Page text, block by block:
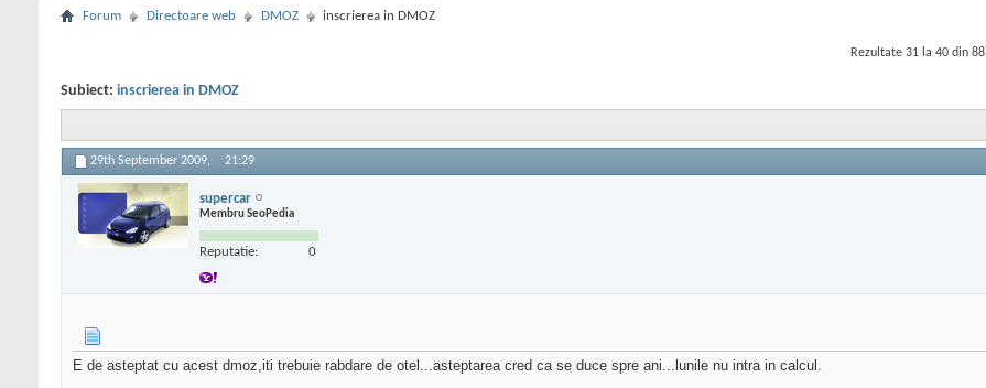
Forum Directoare web DMOZ inscrierea in DMOZ
Rezultate 31 la 40 din 88
Subiect: inscrierea in DMOZ
29th September 2009, 21:29
supercar
Membru SeoPedia
Reputatie: 0
E de asteptat cu acest dmoz,iti trebuie rabdare de otel...asteptarea cred ca se duce spre ani...lunile nu intra in calcul.